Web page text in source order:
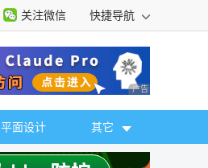
关注微信 快捷导航
广告 商业广告，理
平面设计 其它